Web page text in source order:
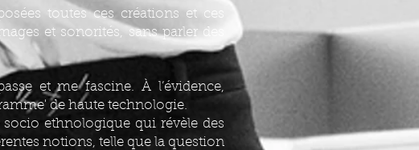
toutes ces créations et ces
et sonorités, sans parler des
et me fascine. À l’évidence,
de haute technologie.
socio ethnologique qui révèle des
notions, telle que la question